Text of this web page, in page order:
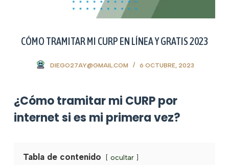
CÓMO TRAMITAR MI CURP EN LÍNEA Y GRATIS 2023
DIEGO27AY@GMAIL.COM 6 OCTUBRE, 2023
¿Cómo tramitar mi CURP por
internet si es mi primera vez?
Tabla de contenido ocultar